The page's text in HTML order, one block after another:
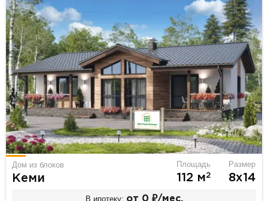
Дом из блоков
Кеми
Площадь
112 м2
Размер
8х14
В ипотеку: от 0 ₽/мес.